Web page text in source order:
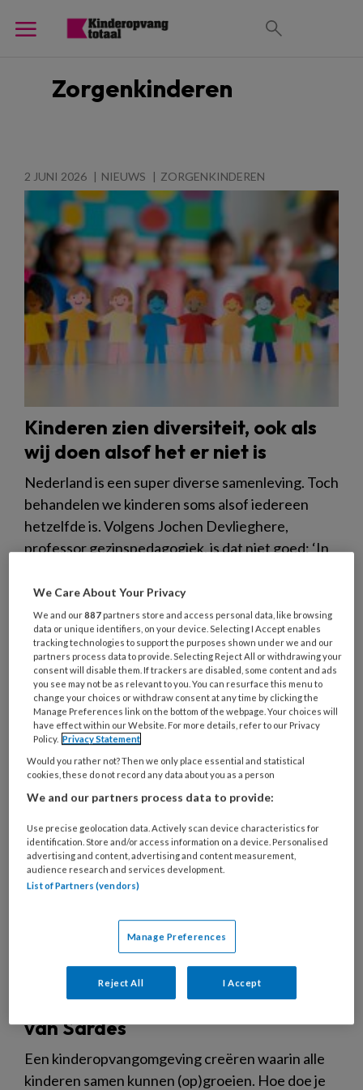
Zorgenkinderen
2 JUNI 2026 NIEUWS ZORGENKINDEREN
Kinderen zien diversiteit, ook als
wij doen alsof het er niet is
Nederland is een super diverse samenleving. Toch
behandelen we kinderen soms alsof iedereen
hetzelfde is. Volgens Jochen Devlieghere,
professor gezinspedagogiek, is dat niet goed: ‘In
benaderen, ontkennen we soms dat diversiteit
bestaat.’
1 APRIL 2025 ACHTERGROND
ONTWIKKELING VAN
KINDEREN
Op weg naar inclusieve
kinderopvang met de handreiking
van Sardes
Een kinderopvangomgeving creëren waarin alle
kinderen samen kunnen (op)groeien. Hoe doe je
We Care About Your Privacy
We and our887 partners store and access personal data, like browsing
data or unique identifiers, on your device. Selecting I Accept enables
tracking technologies to support the purposes shown under we and our
partners process data to provide. Selecting Reject All or withdrawing your
consent will disable them. If trackers are disabled, some content and ads
you see may not be as relevant to you. You can resurface this menu to
change your choices or withdraw consent at any time by clicking the
Manage Preferences link on the bottom of the webpage. Your choices will
have effect within our Website. For more details, refer to our Privacy
Policy. Privacy Statement
Would you rather not? Then we only place essential and statistical
cookies, these do not record any data about you as a person
We and our partners process data to provide:
Use precise geolocation data. Actively scan device characteristics for
identification. Store and/or access information on a device. Personalised
advertising and content, advertising and content measurement,
audience research and services development.
List of Partners (vendors)
Manage Preferences
Reject All I Accept